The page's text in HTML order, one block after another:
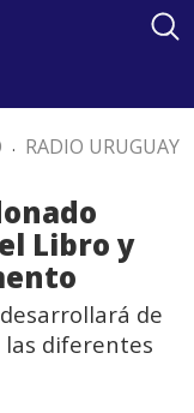
. RADIO URUGUAY
Libro y
de
diferentes